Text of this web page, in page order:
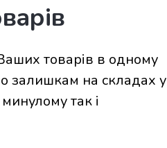
товарів в одному
залишкам на складах у
так і